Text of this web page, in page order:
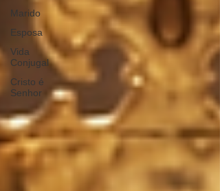
Marido
Esposa
Vida
Conjugal
Cristo é
Senhor